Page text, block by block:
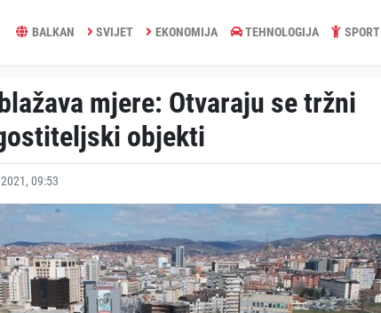
BALKAN SVIJET EKONOMIJA TEHNOLOGIJA SPORT
mjere: Otvaraju se tržni
objekti
09:53